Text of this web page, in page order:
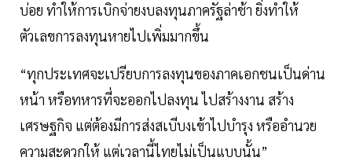
บ่อย ทำให้การเบิกจ่ายงบลงทุนภาครัฐล่าช้า ยิ่งทำให้
ตัวเลขการลงทุนหายไปเพิ่มมากขึ้น
“ทุกประเทศจะเปรียบการลงทุนของภาคเอกชนเป็นด่าน
หน้า หรือทหารที่จะออกไปลงทุน ไปสร้างงาน สร้าง
เศรษฐกิจ แต่ต้องมีการส่งสเบีบงเข้าไปบำรุง หรืออำนวย
ความสะดวกให้ แต่เวลานี้ไทยไม่เป็นแบบนั้น”